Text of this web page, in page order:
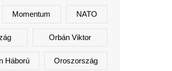
Momentum NATO
Orbán Viktor
Háború Oroszország